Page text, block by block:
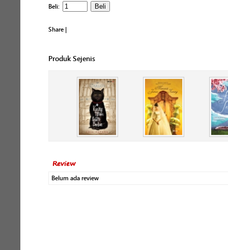
Beli:
Share |
Produk Sejenis
Review
Belum ada review